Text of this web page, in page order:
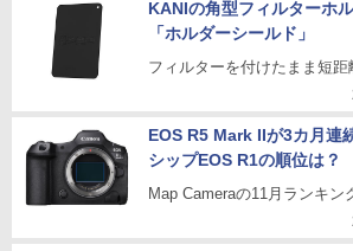
KANIの角型フィルターホ
「ホルダーシールド」
フィルターを付けたまま短
EOS R5 Mark IIが3カ月連
シップEOS R1の順位は？
Map Cameraの11月ランキン